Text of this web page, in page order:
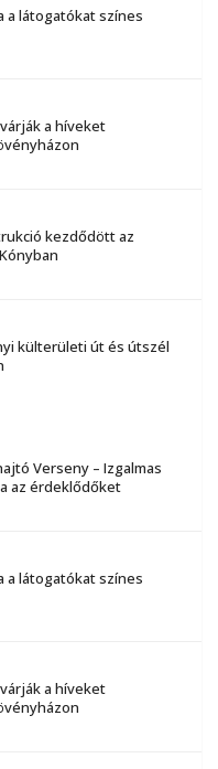
a látogatókat színes
a híveket
kezdődött az
külterületi út és útszél
Verseny – Izgalmas
az érdeklődőket
a látogatókat színes
a híveket